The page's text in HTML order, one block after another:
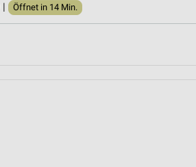
| Öffnet in 14 Min.